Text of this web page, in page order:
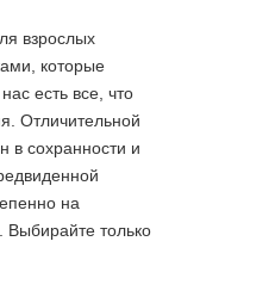
взрослых
которые
есть все, что
Отличительной
в сохранности и
на
Выбирайте только